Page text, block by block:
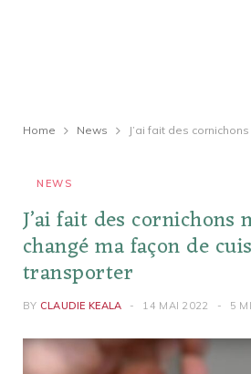
Home News
NEWS
J’ai fait des cornichons
changé ma façon de
transporter
BY CLAUDIE KEALA 14 MAI 2022 5